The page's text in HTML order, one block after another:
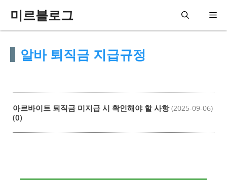
미르블로그 메
알바 퇴직금 지급규정
아르바이트 퇴직금 미지급 시 확인해야 할 사항 (2025-09-06)
(0)